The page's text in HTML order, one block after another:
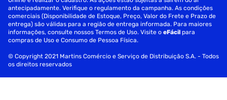
antecipadamente. Verifique o regulamento da campanha. As condições
comerciais (Disponibilidade de Estoque, Preço, Valor do Frete e Prazo de
entrega) são válidas para a região de entrega informada. Para maiores
informações, consulte nossos Termos de Uso. Visite oeFácil para
compras de Uso e Consumo de Pessoa Física.
© Copyright 2021 Martins Comércio e Serviço de Distribuição S.A. - Todos
os direitos reservados